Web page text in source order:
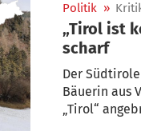
Politik »
„Tirol ist
scharf
Der
Bäuerin aus
„Tirol“